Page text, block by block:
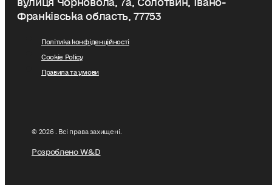
Франківська область, 77753
Політика конфіденційності
Cookie Policy
Правила та умови
© 2026 . Всі права захищені.
Розроблено W&D